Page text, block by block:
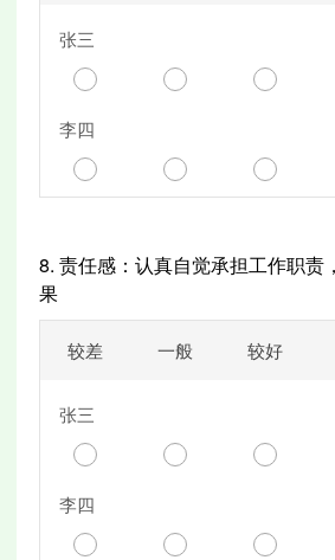
张三
李四
8. 责任感：认真自觉承担工作职责
果
较差 一般 较好
张三
李四